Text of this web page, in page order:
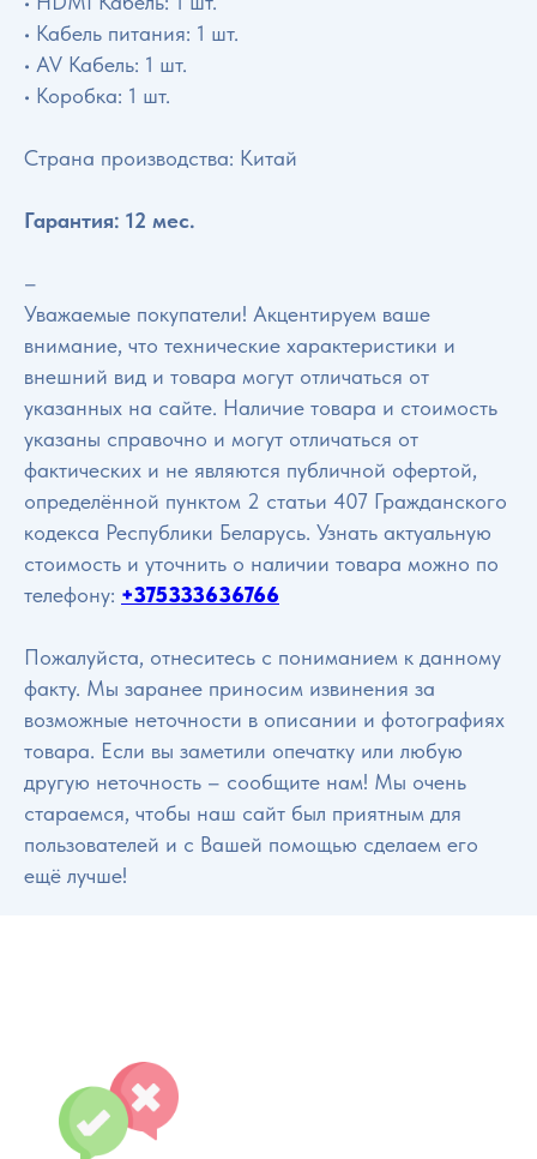
• Кабель питания: 1 шт.
• AV Кабель: 1 шт.
• Коробка: 1 шт.
Страна производства: Китай
Гарантия: 12 мес.
–
Уважаемые покупатели! Акцентируем ваше
внимание, что технические характеристики и
внешний вид и товара могут отличаться от
указанных на сайте. Наличие товара и стоимость
указаны справочно и могут отличаться от
фактических и не являются публичной офертой,
определённой пунктом 2 статьи 407 Гражданского
кодекса Республики Беларусь. Узнать актуальную
стоимость и уточнить о наличии товара можно по
телефону: +375333636766
Пожалуйста, отнеситесь с пониманием к данному
факту. Мы заранее приносим извинения за
возможные неточности в описании и фотографиях
товара. Если вы заметили опечатку или любую
другую неточность – сообщите нам! Мы очень
стараемся, чтобы наш сайт был приятным для
пользователей и с Вашей помощью сделаем его
ещё лучше!